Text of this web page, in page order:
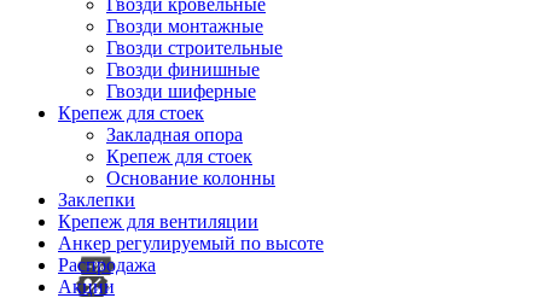
Гвозди кровельные
Гвозди монтажные
Гвозди строительные
Гвозди финишные
Гвозди шиферные
Крепеж для стоек
Закладная опора
Крепеж для стоек
Основание колонны
Заклепки
Крепеж для вентиляции
Анкер регулируемый по высоте
Распродажа
Акции